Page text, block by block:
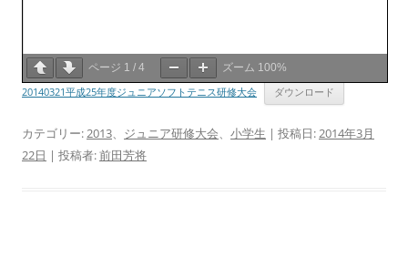
ページ 1 / 4 ズーム 100%
20140321平成25年度ジュニアソフトテニス研修大会 ダウンロード
カテゴリー:2013、 ジュニア研修大会、 小学生 | 投稿日:2014年3月
22日 | 投稿者:前田芳将